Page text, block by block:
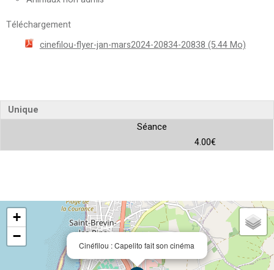
Téléchargement
cinefilou-flyer-jan-mars2024-20834-20838(5.44 Mo)
Unique
Séance
4.00€
Cinéfilou : Capelito fait son cinéma
+
−